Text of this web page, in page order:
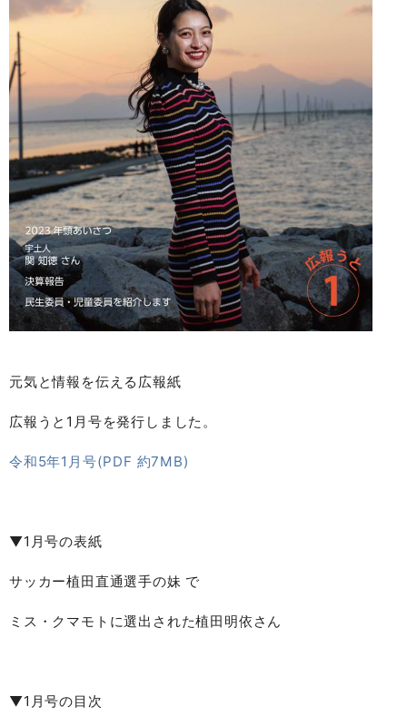
元気と情報を伝える広報紙
広報うと1月号を発行しました。
令和5年1月号(PDF 約7MB)
▼1月号の表紙
サッカー植田直通選手の妹 で
ミス・クマモトに選出された植田明依さん
▼1月号の目次